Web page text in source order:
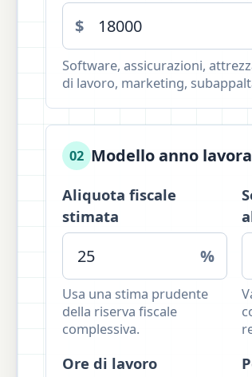
$
Software, assicurazioni,
di lavoro, marketing,
02 Modello anno
Aliquota fiscale
stimata
%
Usa una stima prudente
della riserva fiscale
complessiva.
Ore di lavoro